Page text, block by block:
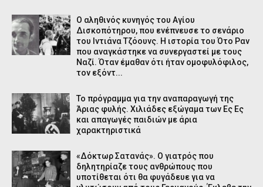
Ο αληθινός κυνηγός του Αγίου
Δισκοπότηρου, που ενέπνευσε το σενάριο
του Ιντιάνα Τζόουνς. Η ιστορία του Ότο Ραν
που αναγκάστηκε να συνεργαστεί με τους
Ναζί. Όταν έμαθαν ότι ήταν ομοφυλόφιλος,
τον εξόντ...
Το πρόγραμμα για την αναπαραγωγή της
Άριας φυλής. Χιλιάδες εξώγαμα των Ες Ες
και απαγωγές παιδιών με άρια
χαρακτηριστικά
«Δόκτωρ Σατανάς». Ο γιατρός που
δηλητηρίαζε τους ανθρώπους που
υποτίθεται ότι θα φυγάδευε για να